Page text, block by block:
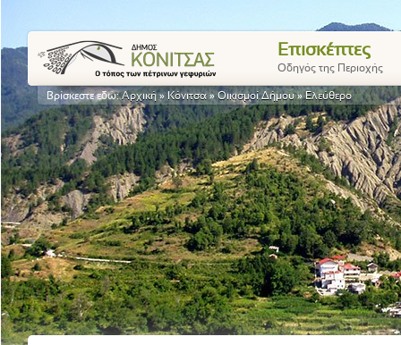
Επισκέπτες
Οδηγός της Περιοχής
Βρίσκεστε εδώ:Αρχική» Κόνιτσα»Οικισμοί Δήμου»Ελεύθερο